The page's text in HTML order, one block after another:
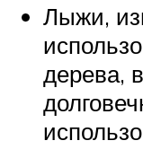
Лыжи,
дерева,